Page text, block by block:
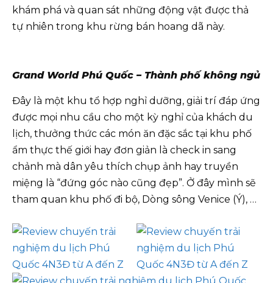
khám phá và quan sát những động vật được thả
tự nhiên trong khu rừng bán hoang dã này.
Grand World Phú Quốc – Thành phố không ngủ
Đây là một khu tổ hợp nghỉ dưỡng, giải trí đáp ứng
được mọi nhu cầu cho một kỳ nghỉ của khách du
lịch, thưởng thức các món ăn đặc sắc tại khu phố
ẩm thực thế giới hay đơn giản là check in sang
chảnh mà dân yêu thích chụp ảnh hay truyền
miệng là “đứng góc nào cũng đẹp”. Ở đây mình sẽ
tham quan khu phố đi bộ, Dòng sông Venice (Ý), …